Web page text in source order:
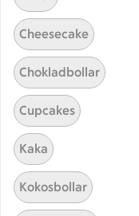
Testa att söka på
Cheesecake
Chokladbollar
Cupcakes
Kaka
Kokosbollar